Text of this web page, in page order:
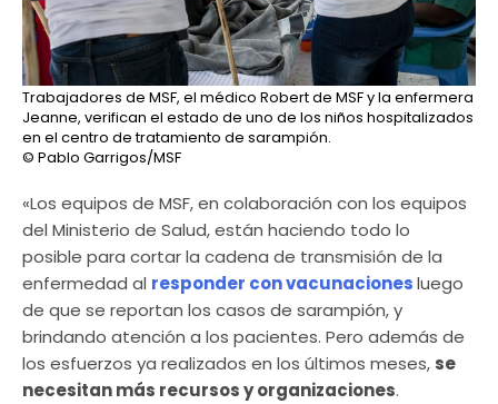
Trabajadores de MSF, el médico Robert de MSF y la enfermera
Jeanne, verifican el estado de uno de los niños hospitalizados
en el centro de tratamiento de sarampión.
© Pablo Garrigos/MSF
«Los equipos de MSF, en colaboración con los equipos
del Ministerio de Salud, están haciendo todo lo
posible para cortar la cadena de transmisión de la
enfermedad al responder con vacunacionesluego
de que se reportan los casos de sarampión, y
brindando atención a los pacientes. Pero además de
los esfuerzos ya realizados en los últimos meses, se
necesitan más recursos y organizaciones.